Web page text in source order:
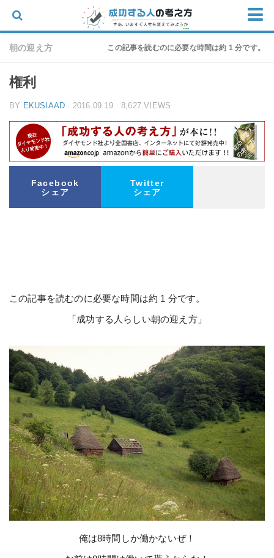
ホーム
仕事
物語
家族
朝の迎え方
お問い合わせ
朝の迎え方 この記事を読むのに必要な時間は約 1 分です。
権利
BY EKUSIAAD · 2016.09.19 8,627 VIEWS
Facebook
シェア
Twitter
シェア
この記事を読むのに必要な時間は約 1 分です。
「成功する人らしい朝の迎え方」
俺は8時間しか働かないぜ！